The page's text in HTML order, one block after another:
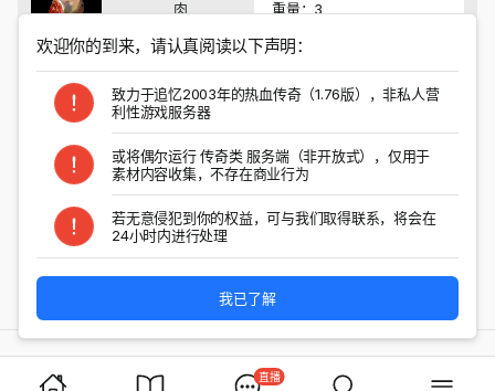
肉 重量：3
掉落怪物
以上结果对所有特殊爆率进行检索
直播
欢迎你的到来，请认真阅读以下声明：
致力于追忆2003年的热血传奇（1.76版），非私人营
利性游戏服务器
或将偶尔运行 传奇类 服务端（非开放式），仅用于
素材内容收集，不存在商业行为
若无意侵犯到你的权益，可与我们取得联系，将会在
24小时内进行处理
我已了解